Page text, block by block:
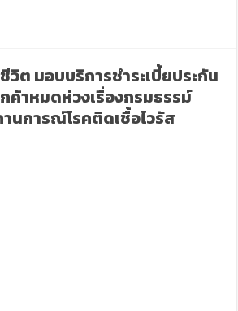
วิต มอบบริการชำระเบี้ยประกัน
ค้าหมดห่วงเรื่องกรมธรรม์
นการณ์โรคติดเชื้อไวรัส